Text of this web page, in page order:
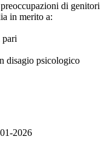
di genitori
in merito a:
pari
disagio psicologico
2026